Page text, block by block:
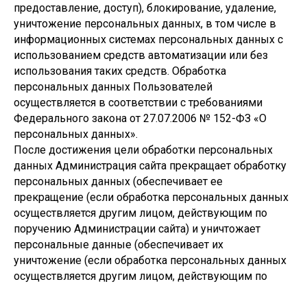
предоставление, доступ), блокирование, удаление,
уничтожение персональных данных, в том числе в
информационных системах персональных данных с
использованием средств автоматизации или без
использования таких средств. Обработка
персональных данных Пользователей
осуществляется в соответствии с требованиями
Федерального закона от 27.07.2006 № 152-ФЗ «О
персональных данных».
После достижения цели обработки персональных
данных Администрация сайта прекращает обработку
персональных данных (обеспечивает ее
прекращение (если обработка персональных данных
осуществляется другим лицом, действующим по
поручению Администрации сайта) и уничтожает
персональные данные (обеспечивает их
уничтожение (если обработка персональных данных
осуществляется другим лицом, действующим по